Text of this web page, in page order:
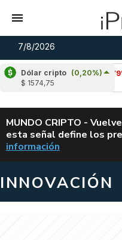
7/8/2026
Dólar cripto (0,20%)
$ 1574,75
Cardano (-2,79%)
u$s 0,20
MUNDO CRIPTO -
esta señal define los
información
INNOVACIÓN